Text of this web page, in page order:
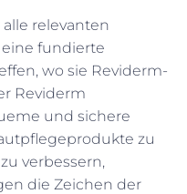
alle relevanten
fundierte
wo sie Reviderm-
Reviderm
und sichere
zu
verbessern,
die Zeichen der